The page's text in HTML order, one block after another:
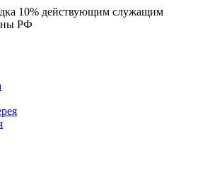
10% действующим служащим
РФ